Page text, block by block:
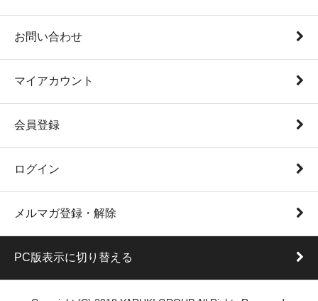
お問い合わせ
マイアカウント
会員登録
ログイン
メルマガ登録・解除
PC版表示に切り替える